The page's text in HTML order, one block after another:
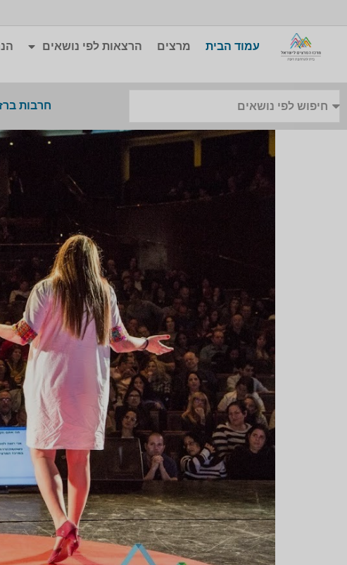
עמוד הבית מרצים הרצאות לפי נושאים
חרבות